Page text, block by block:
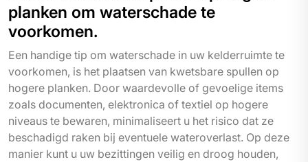
planken om waterschade te
voorkomen.
Een handige tip om waterschade in uw kelderruimte te
voorkomen, is het plaatsen van kwetsbare spullen op
hogere planken. Door waardevolle of gevoelige items
zoals documenten, elektronica of textiel op hogere
niveaus te bewaren, minimaliseert u het risico dat ze
beschadigd raken bij eventuele wateroverlast. Op deze
manier kunt u uw bezittingen veilig en droog houden,